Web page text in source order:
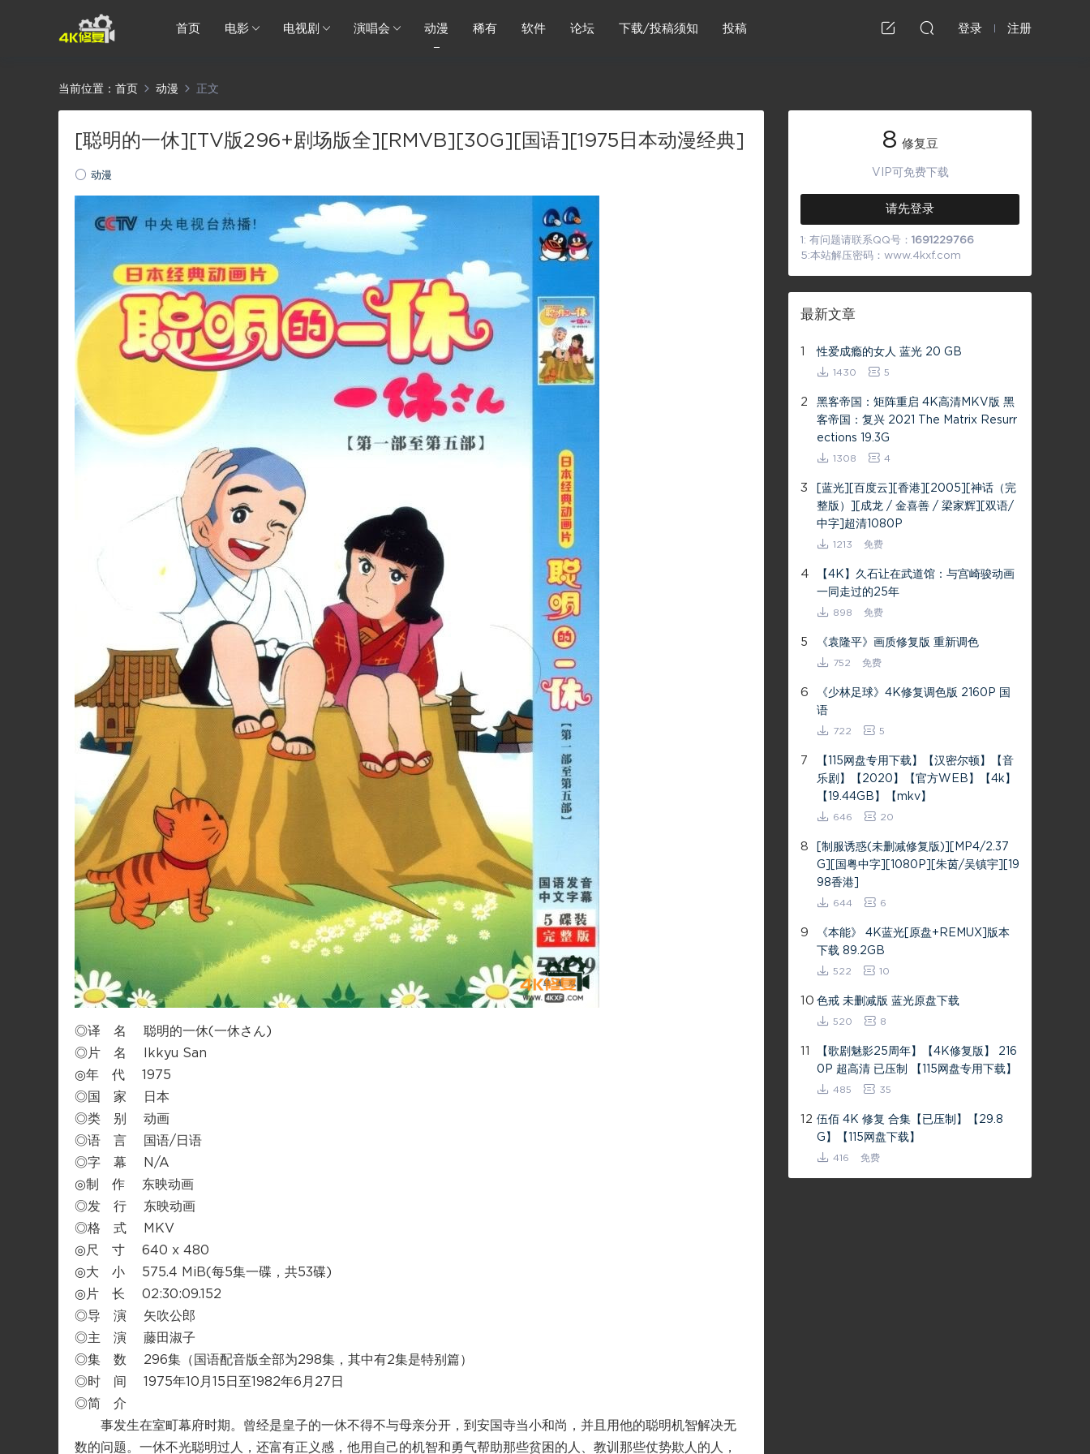
首页 电影 电视剧 演唱会 动漫 稀有 软件 论坛 下载/投稿须知 投稿 登录 注册
当前位置： 首页 动漫 正文
[聪明的一休][TV版296+剧场版全][RMVB][30G][国语][1975日本动漫经典]
动漫
◎译 名 聪明的一休(一休さん)
◎片 名 Ikkyu San
◎年 代 1975
◎国 家 日本
◎类 别 动画
◎语 言 国语/日语
◎字 幕 N/A
◎制 作 东映动画
◎发 行 东映动画
◎格 式 MKV
◎尺 寸 640 x 480
◎大 小 575.4 MiB(每5集一碟，共53碟)
◎片 长 02:30:09.152
◎导 演 矢吹公郎
◎主 演 藤田淑子
◎集 数 296集（国语配音版全部为298集，其中有2集是特别篇）
◎时 间 1975年10月15日至1982年6月27日
◎简 介
事发生在室町幕府时期。曾经是皇子的一休不得不与母亲分开，到安国寺当小和尚，并且用他的聪明机智解决无
数的问题。一休不光聪明过人，还富有正义感，他用自己的机智和勇气帮助那些贫困的人、教训那些仗势欺人的人，
8 修复豆
VIP可免费下载
请先登录
1: 有问题请联系QQ号： 1691229766
5:本站解压密码：www.4kxf.com
最新文章
1 性爱成瘾的女人 蓝光 20 GB
1430 5
2
黑客帝国：矩阵重启 4K高清MKV版 黑
客帝国：复兴 2021 The Matrix Resurr
ections 19.3G
1308 4
3
[蓝光][百度云][香港][2005][神话（完
整版）][成龙 / 金喜善 / 梁家辉][双语/
中字]超清1080P
1213 免费
4
【4K】久石让在武道馆：与宫崎骏动画
一同走过的25年
898 免费
5 《袁隆平》画质修复版 重新调色
752 免费
6
《少林足球》4K修复调色版 2160P 国
语
722 5
7
【115网盘专用下载】【汉密尔顿】【音
乐剧】【2020】【官方WEB】【4k】
【19.44GB】【mkv】
646 20
8
[制服诱惑(未删减修复版)][MP4/2.37
G][国粤中字][1080P][朱茵/吴镇宇][19
98香港]
644 6
9
《本能》 4K蓝光[原盘+REMUX]版本
下载 89.2GB
522 10
10 色戒 未删减版 蓝光原盘下载
520 8
11
【歌剧魅影25周年】【4K修复版】 216
0P 超高清 已压制 【115网盘专用下载】
485 35
12 伍佰 4K 修复 合集【已压制】【29.8
G】【115网盘下载】
416 免费